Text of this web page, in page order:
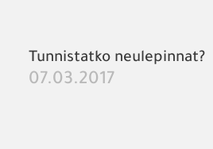
Tunnistatko neulepinnat?
07.03.2017